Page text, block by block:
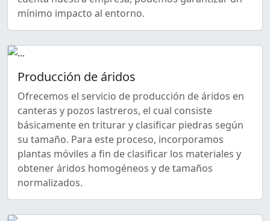
mínimo impacto al entorno.
Producción de áridos
Ofrecemos el servicio de producción de áridos en
canteras y pozos lastreros, el cual consiste
básicamente en triturar y clasificar piedras según
su tamaño. Para este proceso, incorporamos
plantas móviles a fin de clasificar los materiales y
obtener áridos homogéneos y de tamaños
normalizados.